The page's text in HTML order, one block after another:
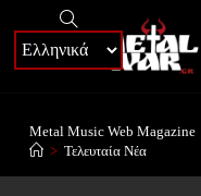
Metal Music Web Magazine
> Τελευταία Νέα